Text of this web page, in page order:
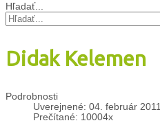
Hľadať...
Didak Kelemen
Podrobnosti
Uverejnené: 04. február 2011
Prečítané: 10004x